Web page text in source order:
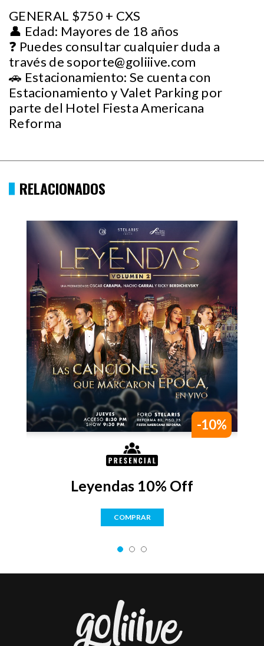
GENERAL $750 + CXS
👤 Edad: Mayores de 18 años
❓ Puedes consultar cualquier duda a
través desoporte@goliiive.com
🚗 Estacionamiento: Se cuenta con
Estacionamiento y Valet Parking por
parte del Hotel Fiesta Americana
Reforma
RELACIONADOS
-10%
Leyendas 10% Off
COMPRAR